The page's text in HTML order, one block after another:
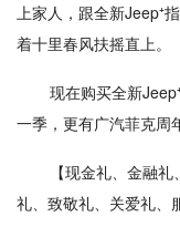
上家人，跟全新Jeep⁺
着十里春风扶摇直上。
现在购买全新
一季，更有广汽菲克周
【现金礼、金融
礼、致敬礼、关爱礼、